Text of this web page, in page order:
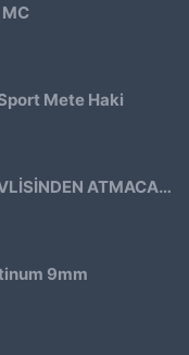
Mete Haki
EMEKLİ EMNİYET GÖREVLİSİNDEN ATMACA 53 KLASİK14
9mm